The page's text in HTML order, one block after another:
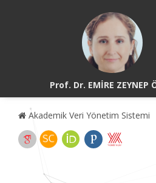
Prof. Dr. EMİRE ZEYNEP
Akademik Veri Yönetim Sistemi